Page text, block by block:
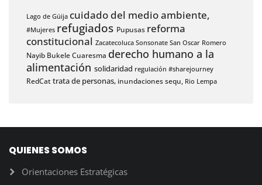
Lago de Güija cuidado del medio ambiente,
#Mujeres refugiados Pupusas reforma
constitucional Zacatecoluca Sonsonate San Oscar Romero
Nayib BukeleCuaresma derecho humano a la
alimentación solidaridad regulación #sharejourney
RedCattrata de personas, inundacionessequ, Rio Lempa
QUIENES SOMOS
Orientaciones Estratégicas